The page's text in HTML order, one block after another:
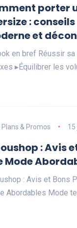
porter
:
et
en bref Réussir
▸Équilibrer les
Plans & Promos 15
: Avis
Mode
: Avis et Bons
Abordables Mode